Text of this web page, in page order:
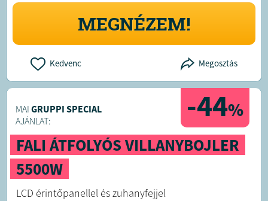
MEGNÉZEM!
Kedvenc Megosztás
-44%
MAI GRUPPI SPECIAL
AJÁNLAT:
FALI ÁTFOLYÓS VILLANYBOJLER
5500W
LCD érintőpanellel és zuhanyfejjel